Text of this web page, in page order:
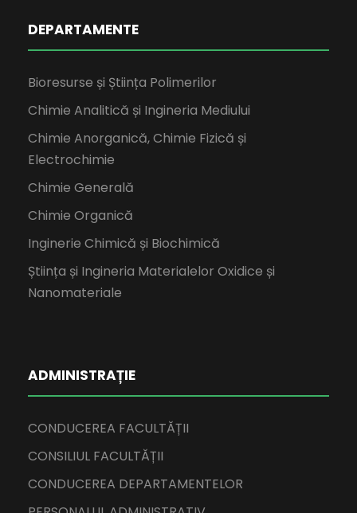
DEPARTAMENTE
Bioresurse și Știința Polimerilor
Chimie Analitică și Ingineria Mediului
Chimie Anorganică, Chimie Fizică și
Electrochimie
Chimie Generală
Chimie Organică
Inginerie Chimică și Biochimică
Știința și Ingineria Materialelor Oxidice și
Nanomateriale
ADMINISTRAȚIE
CONDUCEREA FACULTĂȚII
CONSILIUL FACULTĂȚII
CONDUCEREA DEPARTAMENTELOR